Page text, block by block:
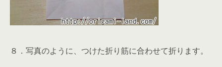
８．写真のように、つけた折り筋に合わせて折ります。